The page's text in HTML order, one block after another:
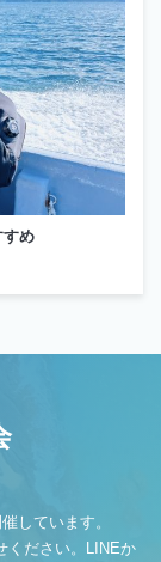
め
しています。
ください。LINEか